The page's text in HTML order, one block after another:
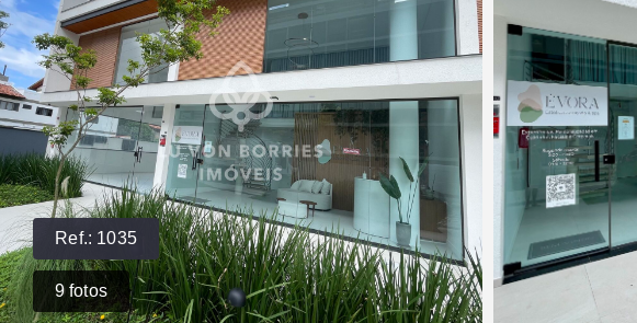
Ref.: 1035
9fotos